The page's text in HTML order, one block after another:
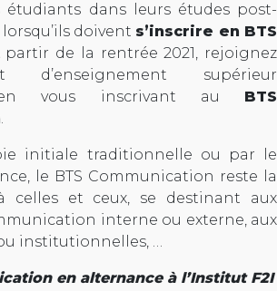
étudiants dans leurs études post-
doivent s’inscrire en BTS
partir de la rentrée 2021, rejoignez
supérieur
en vous inscrivant au BTS
.
initiale traditionnelle ou par le
le BTS Communication reste la
celles et ceux, se destinant aux
interne ou externe, aux
institutionnelles, …
en alternance à l’Institut F2I